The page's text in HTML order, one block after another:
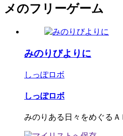
メのフリーゲーム
みのりびよりに
しっぽロボ
しっぽロボ
みのりある日々をめぐるＡ